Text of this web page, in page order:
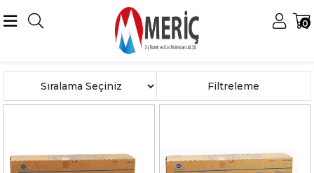
0
Minolta Renkli Tonerler
Filtreleme
Sıralama